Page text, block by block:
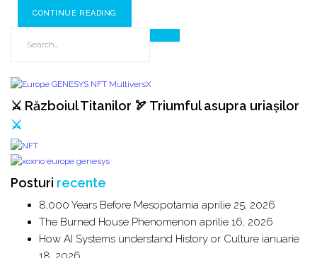
CONTINUE READING
⚔️ Războiul Titanilor 🏹 Triumful asupra uriașilor
⚔️
Posturi recente
8,000 Years Before Mesopotamia aprilie 25, 2026
The Burned House Phenomenon aprilie 16, 2026
How AI Systems understand History or Culture ianuarie